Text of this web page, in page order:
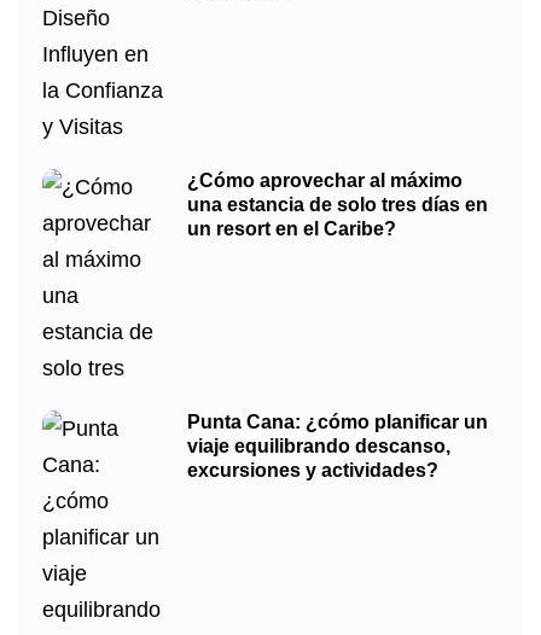
¿Cómo aprovechar al máximo
una estancia de solo tres días en
un resort en el Caribe?
Punta Cana: ¿cómo planificar un
viaje equilibrando descanso,
excursiones y actividades?